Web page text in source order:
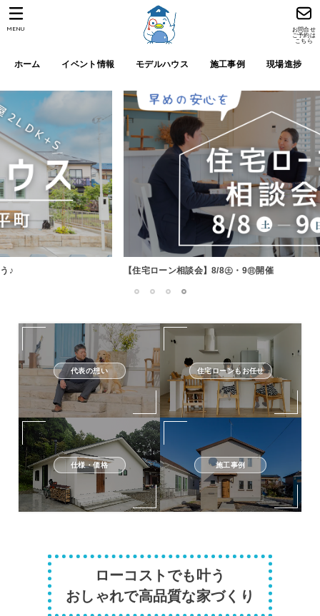
ホーム イベント情報 モデルハウス 施工事例 現場進捗
お問合せ
ご予約は
こちら
MENU
【住宅ローン相談会】8/8㊏・9㊐開催
代表の想い 住宅ローンもお任せ
仕様・価格 施工事例
ローコストでも叶う
おしゃれで高品質な家づくり